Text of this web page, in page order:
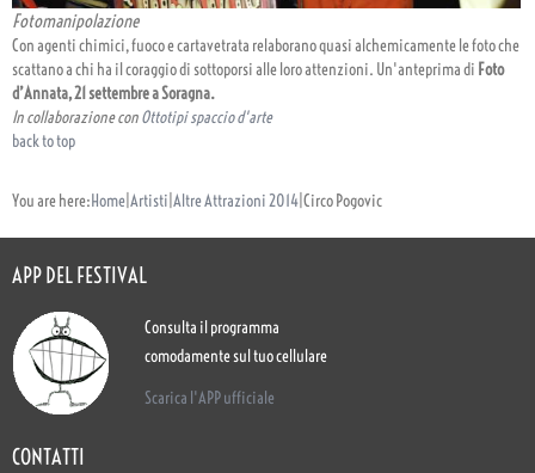
Fotomanipolazione
Con agenti chimici, fuoco e cartavetrata relaborano quasi alchemicamente le foto che
scattano a chi ha il coraggio di sottoporsi alle loro attenzioni. Un'anteprima di Foto
d’Annata, 21 settembre a Soragna.
In collaborazione conOttotipi spaccio d'arte
back to top
You are here:Home Artisti Altre Attrazioni 2014 Circo Pogovic
APP DEL FESTIVAL
Consulta il programma
comodamente sul tuo cellulare
Scarica l'APP ufficiale
CONTATTI